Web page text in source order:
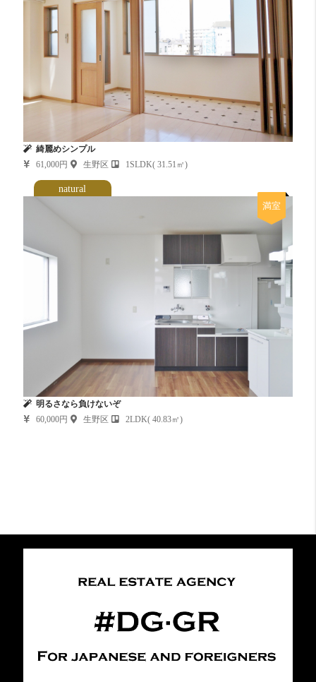
綺麗めシンプル
61,000円
生野区 1SLDK( 31.51㎡)
natural
満室
明るさなら負けないぞ
60,000円
生野区 2LDK( 40.83㎡)